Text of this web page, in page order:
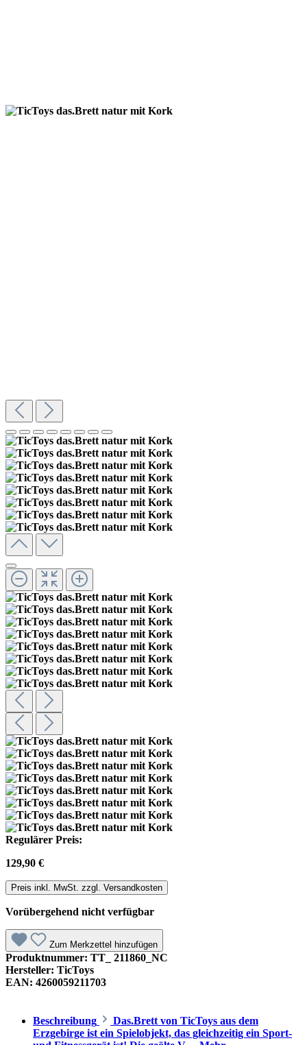
Regulärer Preis:
129,90 €
Preis inkl. MwSt. zzgl. Versandkosten
Vorübergehend nicht verfügbar
Zum Merkzettel hinzufügen
Produktnummer: TT_ 211860_NC
Hersteller: TicToys
EAN: 4260059211703
Beschreibung
Das.Brett von TicToys aus dem
Erzgebirge ist ein Spielobjekt, das gleichzeitig ein Sport-